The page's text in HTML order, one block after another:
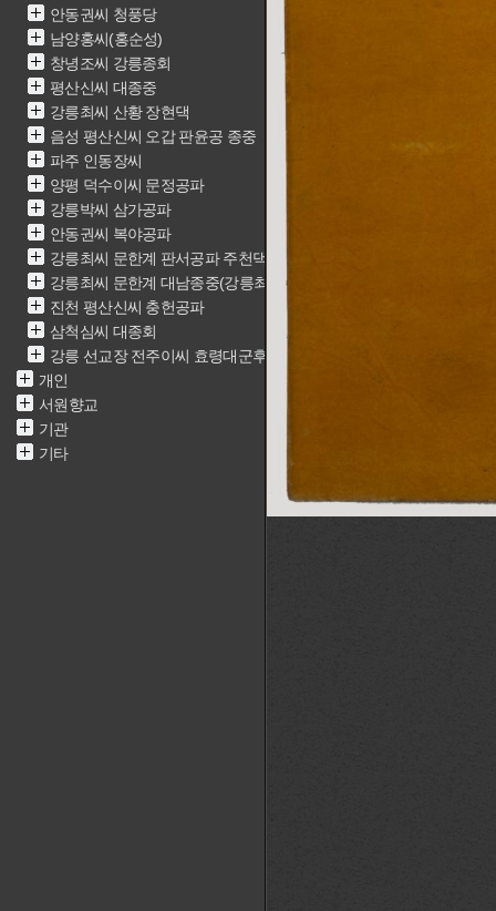
안동권씨 청풍당
남양홍씨(홍순성)
창녕조씨 강릉종회
평산신씨 대종중
강릉최씨 산황 장현댁
음성 평산신씨 오갑 판윤공 종중
파주 인동장씨
양평 덕수이씨 문정공파
강릉박씨 삼가공파
안동권씨 복야공파
강릉최씨 문한계 판서공파 주천댁(최근중)
강릉최씨 문한계 대남종중(강릉최씨 문한계 재실)
진천 평산신씨 충헌공파
삼척심씨 대종회
강릉 선교장 전주이씨 효령대군후손가
개인
서원향교
기관
기타